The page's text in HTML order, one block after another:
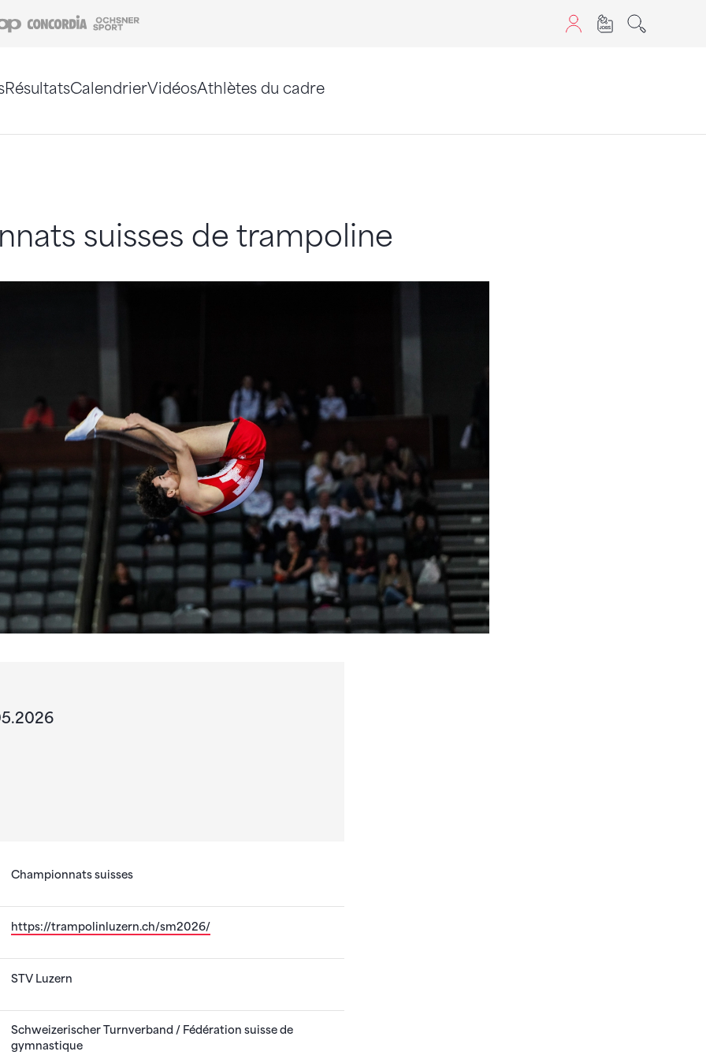
Coop Concordia
RésultatsCalendrierVidéosAthlètes du cadre
suisses de trampoline
Championnats suisses
https://trampolinluzern.ch/sm2026/
STV Luzern
Schweizerischer Turnverband / Fédération suisse de
gymnastique